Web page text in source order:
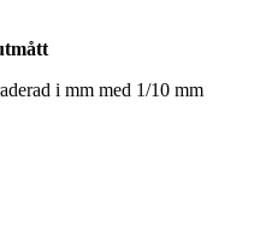
i mm med 1/10 mm